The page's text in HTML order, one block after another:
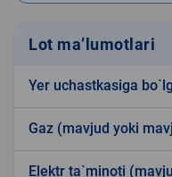
Lot ma’lumotlari
Yer uchastkasiga
Gaz (mavjud yoki
Elektr ta`minoti